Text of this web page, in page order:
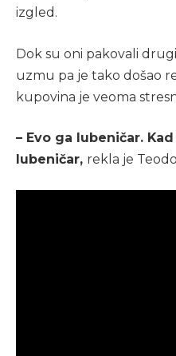
izgled.
Dok su oni pakovali
uzmu pa je tako došao
kupovina je veoma
– Evo ga lubeničar.
lubeničar, rekla je